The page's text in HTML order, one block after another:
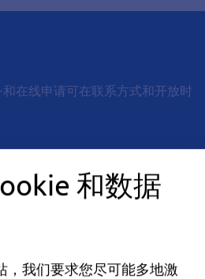
在线申请可在联系方式和开放时
和数据
，我们要求您尽可能多地激